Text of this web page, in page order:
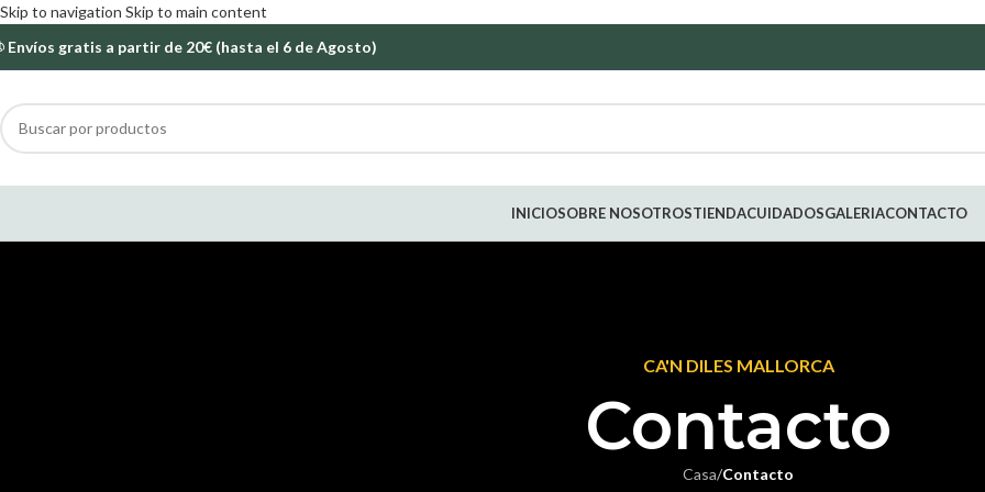
Skip to navigation Skip to main content
Envíos gratis a partir de 20€ (hasta el 6 de Agosto)
INICIOSOBRE NOSOTROSTIENDACUIDADOSGALERIACONTACTO
CA'N DILES MALLORCA
Contacto
Casa/Contacto